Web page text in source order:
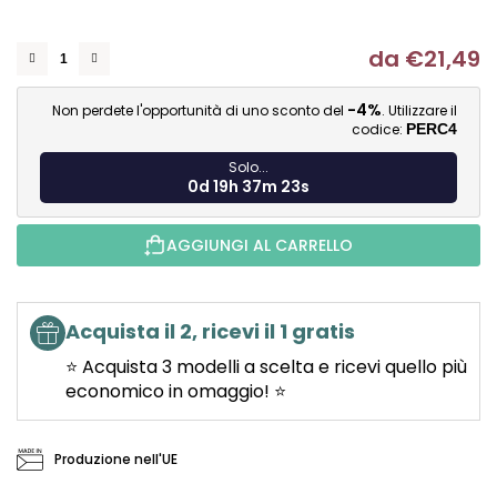
da €21,49
Non perdete l'opportunità di uno sconto del -4%. Utilizzare il
codice: PERC4
Solo...
0d 19h 37m 22s
AGGIUNGI AL CARRELLO
Acquista il 2, ricevi il 1 gratis
⭐ Acquista 3 modelli a scelta e ricevi quello più
economico in omaggio! ⭐
Produzione nell'UE